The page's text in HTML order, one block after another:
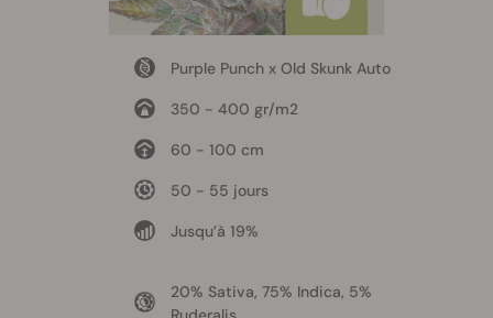
Purple Punch x Old Skunk Auto
350 - 400 gr/m2
60 - 100 cm
50 - 55 jours
Jusqu’à 19%
20% Sativa, 75% Indica, 5%